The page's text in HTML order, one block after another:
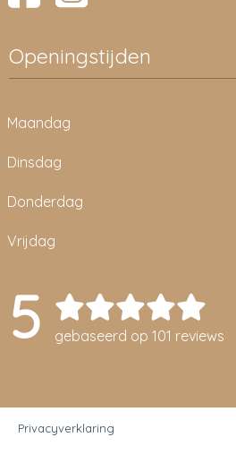
Openingstijden
Maandag
Dinsdag
Donderdag
Vrijdag
5 gebaseerd op 101 reviews
Privacyverklaring